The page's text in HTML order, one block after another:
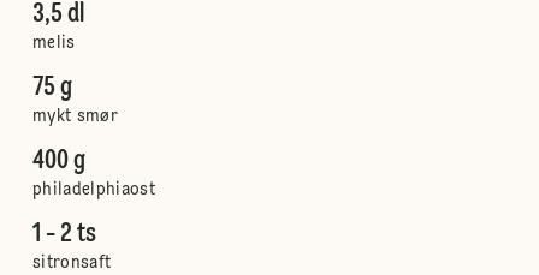
3,5 dl
melis
75 g
mykt smør
400 g
philadelphiaost
1 - 2 ts
sitronsaft